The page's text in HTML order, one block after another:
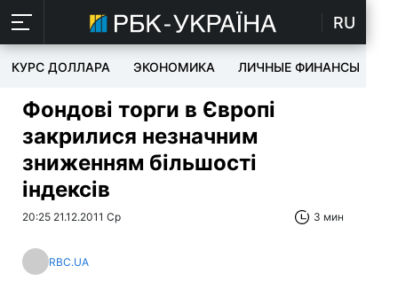
RU
КУРС ДОЛЛАРА ЭКОНОМИКА ЛИЧНЫЕ ФИНАНСЫ
Фондові торги в Європі
закрилися незначним
зниженням більшості
індексів
20:25 21.12.2011 Ср 3 мин
RBC.UA